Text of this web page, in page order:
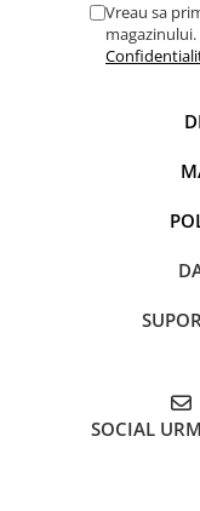
Vreau sa
SOCIAL